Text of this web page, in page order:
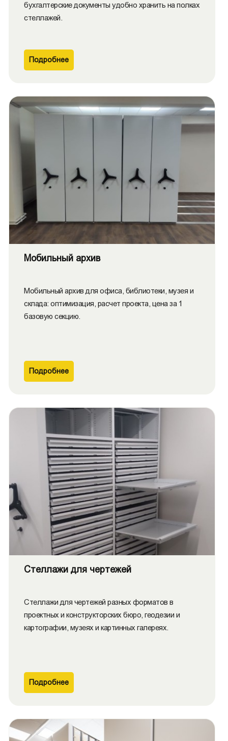
бухгалтерские документы удобно хранить на полках
стеллажей.
Подробнее
Мобильный архив
Мобильный архив для офиса, библиотеки, музея и
склада: оптимизация, расчет проекта, цена за 1
базовую секцию.
Подробнее
Стеллажи для чертежей
Стеллажи для чертежей разных форматов в
проектных и конструкторских бюро, геодезии и
картографии, музеях и картинных галереях.
Подробнее